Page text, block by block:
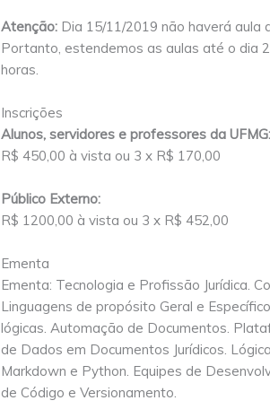
Atenção: Dia 15/11/2019 não haverá aula
Portanto, estendemos as aulas até o dia
horas.
Inscrições
Alunos, servidores e professores da UFMG:
R$ 450,00 à vista ou 3 x R$ 170,00
Público Externo:
R$ 1200,00 à vista ou 3 x R$ 452,00
Ementa
Ementa: Tecnologia e Profissão Jurídica.
Linguagens de propósito Geral e
lógicas. Automação de Documentos.
de Dados em Documentos Jurídicos.
Markdown e Python. Equipes de
de Código e Versionamento.